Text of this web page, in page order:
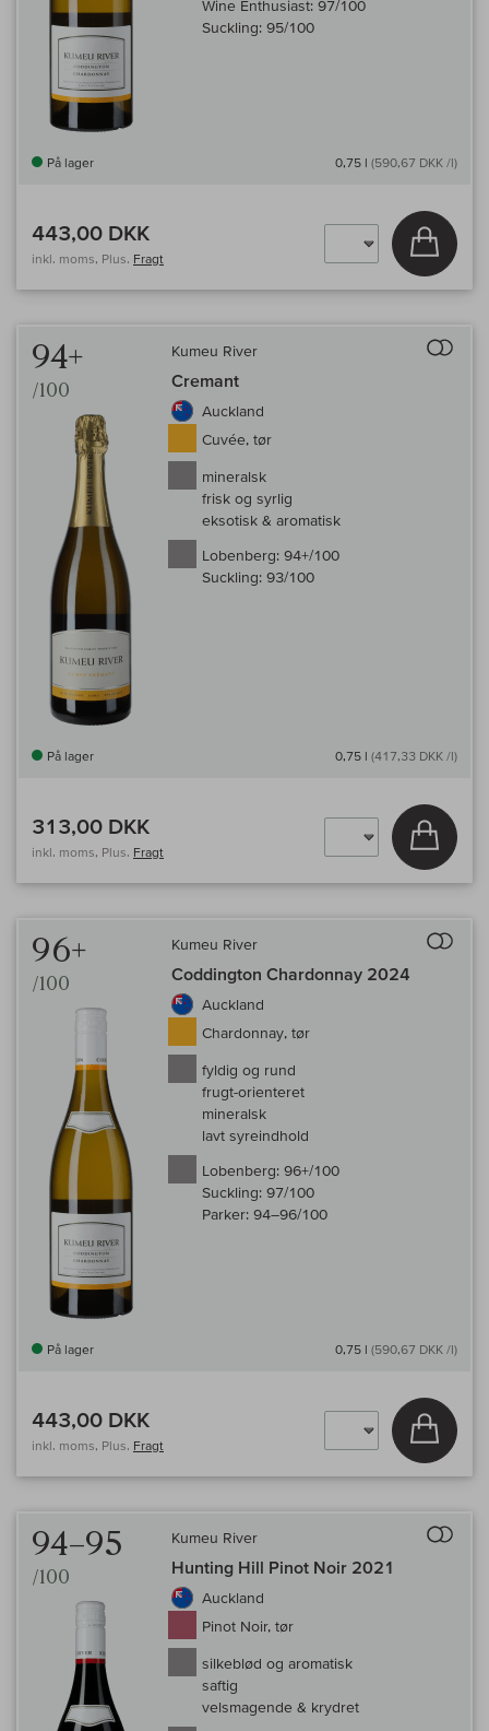
Wine Enthusiast: 97/100
Suckling: 95/100
På lager 0,75 l (590,67 DKK /l)
443,00 DKK
inkl. moms, Plus. Fragt
Læg i
94+
/100
Kumeu River
Cremant
Auckland
Cuvée, tør
mineralsk
frisk og syrlig
eksotisk & aromatisk
Lobenberg: 94+/100
Suckling: 93/100
På lager 0,75 l (417,33 DKK /l)
313,00 DKK
inkl. moms, Plus. Fragt
Læg i
96+
/100
Kumeu River
Coddington Chardonnay 2024
Auckland
Chardonnay, tør
fyldig og rund
frugt-orienteret
mineralsk
lavt syreindhold
Lobenberg: 96+/100
Suckling: 97/100
Parker: 94–96/100
På lager 0,75 l (590,67 DKK /l)
443,00 DKK
inkl. moms, Plus. Fragt
Læg i
94–95
/100
Kumeu River
Hunting Hill Pinot Noir 2021
Auckland
Pinot Noir, tør
silkeblød og aromatisk
saftig
velsmagende & krydret